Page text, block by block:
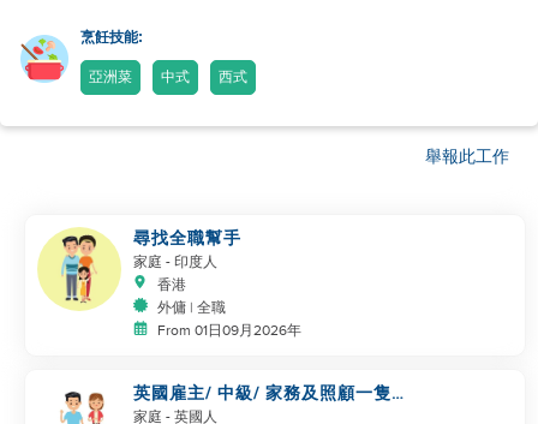
烹飪技能:
亞洲菜 中式 西式
舉報此工作
尋找全職幫手
家庭 - 印度人
香港
外傭 | 全職
From 01日09月2026年
英國雇主/ 中級/ 家務及照顧一隻
狗
家庭 - 英國人